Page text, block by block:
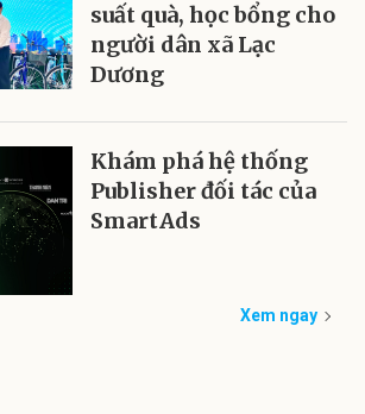
suất quà, học bổng cho
người dân xã Lạc
Dương
Khám phá hệ thống
Publisher đối tác của
SmartAds
Xem ngay